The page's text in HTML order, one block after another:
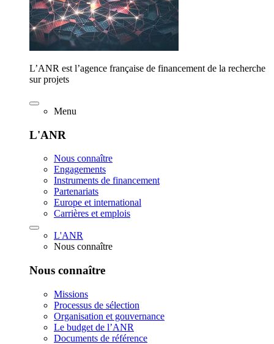
L’ANR est l’agence française de financement de la recherche
sur projets
Menu
L'ANR
Nous connaître
Engagements
Instruments de financement
Partenariats
Europe et international
Carrières et emplois
L'ANR
Nous connaître
Nous connaître
Missions
Processus de sélection
Organisation et gouvernance
Le budget de l’ANR
Documents de référence